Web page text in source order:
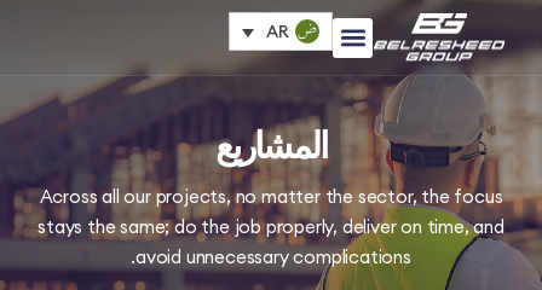
AR
المشاريع
Across all our projects, no matter the sector, the
stays the same; do the job properly, deliver on
avoid unnecessary complications.